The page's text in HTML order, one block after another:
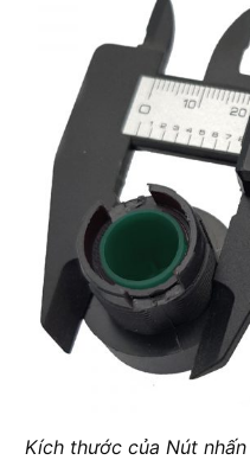
Kích thước của Nút